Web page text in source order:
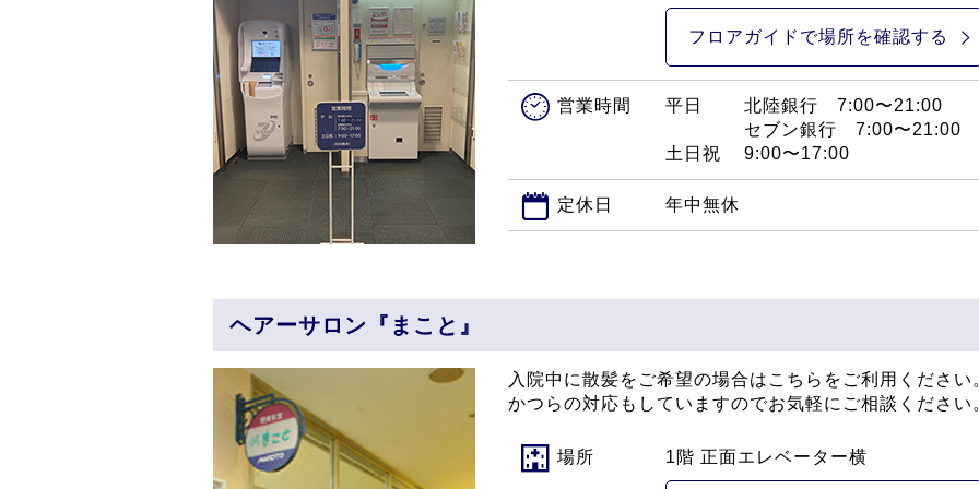
フロアガイドで場所を確認する
営業時間 平日
北陸銀行 7:00〜21:00
セブン銀行 7:00〜21:00
土日祝
9:00〜17:00
定休日 年中無休
ヘアーサロン『まこと』
入院中に散髪をご希望の場合はこちらをご利用ください
かつらの対応もしていますのでお気軽にご相談ください
場所 1階 正面エレベーター横